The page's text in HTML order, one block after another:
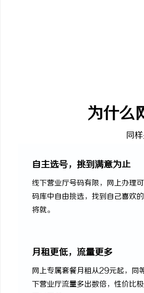
为什么
同
自主选号，挑到满意为止
线下营业厅号码有限，网上办理
码库中自由挑选，找到自己喜欢
将就。
月租更低，流量更多
网上专属套餐月租从29元起，同
下营业厅流量多出数倍，性价比